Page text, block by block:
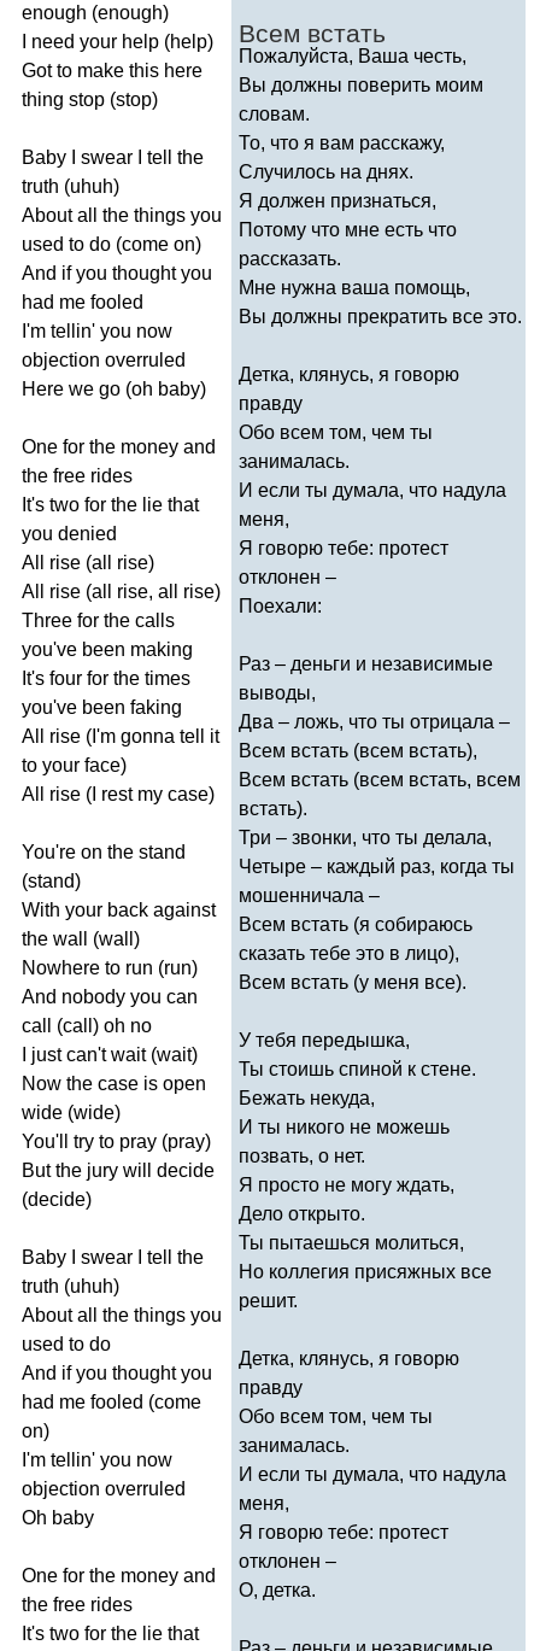
enough (enough)
need your help (help)
Got to make this here
thing stop (stop)
Baby swear tell
the
truth (uhuh)
About all the things you
used to do (come on)
And if you thought you
had me fooled
I'm tellin' you now
objection overruled
Here we go (oh baby)
One for the money and
the free rides
It's two for the lie that
you denied
All
rise (all rise)
All
rise (all rise, all rise)
Three for the calls
you've been making
It's four for the times
you've been faking
All
rise ( I'm gonna tell
it
to your face)
All
rise ( rest my case)
You're on the stand
(stand)
With your back against
the wall (wall )
Nowhere to run (run)
And nobody you can
call
(call ) oh no
just can't wait(wait)
Now the case is open
wide (wide)
You'll
try to pray (pray)
But the jury will
decide
(decide)
Baby swear tell
the
truth (uhuh)
About all the things you
used to do
And if you thought you
had me fooled (come
on)
I'm tellin' you now
objection overruled
Oh baby
One for the money and
the free rides
It's two for the lie that
Всем встать
Пожалуйста, Ваша честь,
Вы должны поверить моим
словам.
То, что я вам расскажу,
Случилось на днях.
Я должен признаться,
Потому что мне есть что
рассказать.
Мне нужна ваша помощь,
Вы должны прекратить все это.
Детка, клянусь, я говорю
правду
Обо всем том, чем ты
занималась.
И если ты думала, что надула
меня,
Я говорю тебе: протест
отклонен –
Поехали:
Раз – деньги и независимые
выводы,
Два – ложь, что ты отрицала –
Всем встать (всем встать),
Всем встать (всем встать, всем
встать).
Три – звонки, что ты делала,
Четыре – каждый раз, когда ты
мошенничала –
Всем встать (я собираюсь
сказать тебе это в лицо),
Всем встать (у меня все).
У тебя передышка,
Ты стоишь спиной к стене.
Бежать некуда,
И ты никого не можешь
позвать, о нет.
Я просто не могу ждать,
Дело открыто.
Ты пытаешься молиться,
Но коллегия присяжных все
решит.
Детка, клянусь, я говорю
правду
Обо всем том, чем ты
занималась.
И если ты думала, что надула
меня,
Я говорю тебе: протест
отклонен –
О, детка.